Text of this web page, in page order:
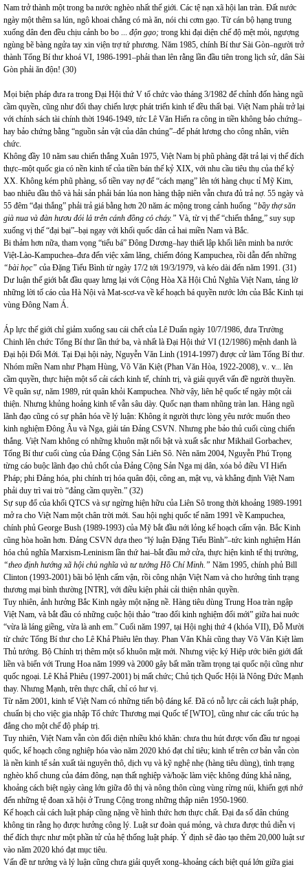
Nam trở thành một trong ba nước nghèo nhất thế giới. Các tệ nạn xã hội lan tràn. Đất nước
ngày một thêm sa lún, ngô khoai chẳng có mà ăn, nói chi cơm gạo. Từ cán bộ hạng trung
xuống dân đen đều chịu cảnh bo bo ... độn gạo; trong khi đại diện chế độ mệt mỏi, ngượng
ngùng bẽ bàng ngửa tay xin viện trợ tứ phương. Năm 1985, chính Bí thư Sài Gòn–người trở
thành Tổng Bí thư khoá VI, 1986-1991–phải than lên rằng lần đầu tiên trong lịch sử, dân Sài
Gòn phải ăn độn! (30)
Mọi biện pháp đưa ra trong Đại Hội thứ V tổ chức vào tháng 3/1982 để chỉnh đốn hàng ngũ
cầm quyền, cũng như đổi thay chiến lược phát triển kinh tế đều thất bại. Việt Nam phải trở lại
với chính sách tài chính thời 1946-1949, tức Lê Văn Hiến ra công in tiền không bảo chứng–
hay bảo chứng bằng “nguồn sản vật của dân chúng”–để phát lương cho công nhân, viên
chức.
Không đầy 10 năm sau chiến thắng Xuân 1975, Việt Nam bị phũ phàng đặt trả lại vị thế đích
thực–một quốc gia có nền kinh tế của tiền bán thế kỷ XIX, với nhu cầu tiêu thụ của thế kỷ
XX. Không kém phũ phàng, số tiền vay nợ để “cách mạng” lên tới hàng chục tỉ Mỹ Kim,
bao nhiêu dầu thô và hải sản phải bán lúa non hàng thập niên vẫn chưa đủ trả nợ. 55 ngày và
55 đêm “đại thắng” phải trả giá bằng hơn 20 năm ác mộng trong cảnh huống “bầy thợ săn
già nua và đàn hươu đói lả trên cánh đồng cỏ cháy.” Và, từ vị thế “chiến thắng,” suy sụp
xuống vị thế “đại bại”–bại ngay với khối quốc dân cả hai miền Nam và Bắc.
Bi thảm hơn nữa, tham vọng “tiểu bá” Đông Dương–hay thiết lập khối liên minh ba nước
Việt-Lào-Kampuchea–đưa đến việc xâm lăng, chiếm đóng Kampuchea, rồi dẫn đến những
“bài học” của Đặng Tiểu Bình từ ngày 17/2 tới 19/3/1979, và kéo dài đến năm 1991. (31)
Dư luận thế giới bắt đầu quay lưng lại với Cộng Hòa Xã Hội Chủ Nghĩa Việt Nam, tảng lờ
những lời tố cáo của Hà Nội và Mat-scơ-va về kế hoạch bá quyền nước lớn của Bắc Kinh tại
vùng Đông Nam Á.
Áp lực thế giới chỉ giảm xuống sau cái chết của Lê Duẩn ngày 10/7/1986, đưa Trường
Chinh lên chức Tổng Bí thư lần thứ ba, và nhất là Đại Hội thứ VI (12/1986) mệnh danh là
Đại hội Đổi Mới. Tại Đại hội này, Nguyễn Văn Linh (1914-1997) được cử làm Tổng Bí thư.
Nhóm miền Nam như Phạm Hùng, Võ Văn Kiệt (Phan Văn Hòa, 1922-2008), v.. v... lên
cầm quyền, thực hiện một số cải cách kinh tế, chính trị, và giải quyết vấn đề người thuyền.
Về quân sự, năm 1989, rút quân khỏi Kampuchea. Nhờ vậy, liên hệ quốc tế ngày một cải
thiện. Nhưng khủng hoảng kinh tế vẫn sâu dày. Quốc nạn tham nhũng tràn lan. Hàng ngũ
lãnh đạo cũng có sự phân hóa về lý luận: Không ít người thực lòng yêu nước muốn theo
kinh nghiệm Đông Âu và Nga, giải tán Đảng CSVN. Nhưng phe bảo thủ cuối cùng chiến
thắng. ViệtNam không có những khuôn mặt nổi bật và xuất sắc như Mikhail Gorbachev,
Tổng Bí thư cuối cùng của Đảng Cộng Sản Liên Sô. Nên năm 2004, Nguyễn Phú Trọng
từng cáo buộc lãnh đạo chủ chốt của Đảng Cộng Sản Nga mị dân, xóa bỏ điều VI Hiến
Pháp; phi Đảng hóa, phi chính trị hóa quân đội, công an, mật vụ, và khẳng định Việt Nam
phải duy trì vai trò “đảng cầm quyền.” (32)
Sự sụp đổ của khối QTCS và sự ngừng hiện hữu của Liên Sô trong thời khoảng 1989-1991
mở ra cho ViệtNam một chân trời mới. Sau hội nghị quốc tế năm 1991 về Kampuchea,
chính phủ George Bush (1989-1993) của Mỹ bắt đầu nới lỏng kế hoạch cấm vận. Bắc Kinh
cũng hòa hoãn hơn. Đảng CSVN dựa theo “lý luận Đặng Tiểu Bình”–tức kinh nghiệm Hán
hóa chủ nghĩa Marxism-Leninism lần thứ hai–bắt đầu mở cửa, thực hiện kinh tế thị trường,
“theo định hướng xã hội chủ nghĩa và tư tưởng Hồ Chí Minh.” Năm 1995, chính phủ Bill
Clinton (1993-2001) bãi bỏ lệnh cấm vận, rồi công nhận ViệtNam và cho hưởng tình trạng
thương mại bình thường [NTR], với điều kiện phải cải thiện nhân quyền.
Tuy nhiên, ảnh hưởng Bắc Kinh ngày một nặng nề. Hàng tiêu dùng Trung Hoa tràn ngập
Việt Nam, và bắt đầu có những cuộc hội thảo “trao đổi kinh nghiệm đổi mới” giữa hai nuớc
“vừa là láng giềng, vừa là anh em.” Cuối năm 1997, tại Hội nghị thứ 4 (khóa VII), Đỗ Mười
từ chức Tổng Bí thư cho Lê Khả Phiêu lên thay. Phan Văn Khải cũng thay Võ Văn Kiệt làm
Thủ tướng. Bộ Chính trị thêm một số khuôn mặt mới. Nhưng việc ký Hiệp ước biên giới đất
liền và biển với Trung Hoa năm 1999 và 2000 gây bất mãn trầm trọng tại quốc nội cũng như
quốc ngoại. Lê Khả Phiêu (1997-2001) bị mất chức; Chủ tịch Quốc Hội là Nông Đức Mạnh
thay. Nhưng Mạnh, trên thực chất, chỉ có hư vị.
Từ năm 2001, kinh tế ViệtNam có những tiến bộ đáng kể. Đã có nỗ lực cải cách luật pháp,
chuẩn bị cho việc gia nhập Tổ chức Thương mại Quốc tế [WTO], cũng như các cấu trúc hạ
đẳng cho một chế độ pháp trị.
Tuy nhiên, Việt Nam vẫn còn đối diện nhiều khó khăn: chưa thu hút được vốn đầu tư ngoại
quốc, kế hoạch công nghiệp hóa vào năm 2020 khó đạt chỉ tiêu; kinh tế trên cơ bản vẫn còn
là nền kinh tế sản xuất tài nguyên thô, dịch vụ và kỹ nghệ nhẹ (hàng tiêu dùng), tình trạng
nghèo khổ chung của đám đông, nạn thất nghiệp và/hoặc làm việc không đúng khả năng,
khoảng cách biệt ngày càng lớn giữa đô thị và nông thôn cùng vùng rừng núi, khiến gợi nhớ
đến những tệ đoan xã hội ở Trung Cộng trong những thập niên 1950-1960.
Kế hoạch cải cách luật pháp cũng nặng về hình thức hơn thực chất. Đại đa số dân chúng
không tin rằng họ được hưởng công lý. Luật sư đoàn quá mỏng, và chưa được thủ diễn vị
thế đích thực như một phần tử của hệ thống luật pháp. Ý định sẽ đào tạo thêm 20,000 luật sư
vào năm 2020 khó đạt mục tiêu.
Vấn đề tư tưởng và lý luận cũng chưa giải quyết xong–khoảng cách biệt quá lớn giữa giai